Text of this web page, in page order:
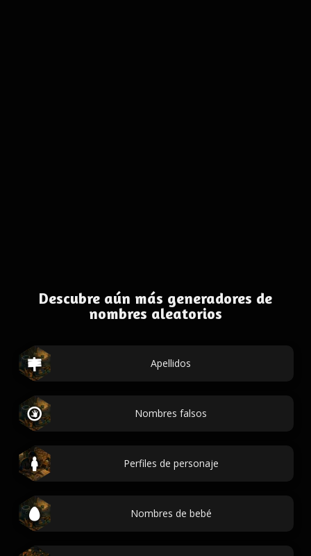
Descubre aún más generadores de
nombres aleatorios
Apellidos
Nombres falsos
Perfiles de personaje
Nombres de bebé